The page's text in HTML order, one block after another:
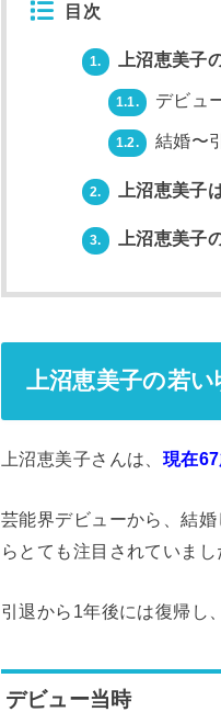
目次
1. 上沼恵美子
1.1. デビュ
1.2. 結婚〜
2. 上沼恵美子
3. 上沼恵美子
上沼恵美子の若
上沼恵美子さんは、 現在
芸能界デビューから、結
らとても注目されていまし
引退から1年後には復帰し
デビュー当時